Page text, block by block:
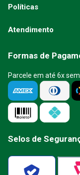
Políticas
Atendimento
Formas de
Parcele em até 6x
Selos de